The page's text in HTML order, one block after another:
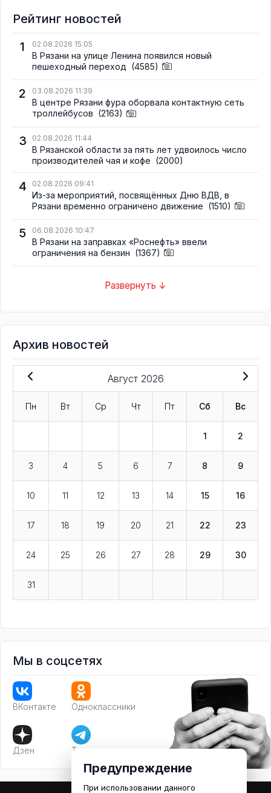
Рейтинг новостей
1
02.08.2026 15:05
В Рязани на улице Ленина появился новый
пешеходный переход (4585)
2 03.08.2026 11:39
В центре Рязани фура оборвала контактную сеть
троллейбусов (2163)
3 02.08.2026 11:44
В Рязанской области за пять лет удвоилось число
производителей чая и кофе (2000)
4 02.08.2026 09:41
Из-за мероприятий, посвящённых Дню ВДВ, в
Рязани временно ограничено движение (1510)
5 06.08.2026 10:47
В Рязани на заправках «Роснефть» ввели
ограничения на бензин (1367)
Развернуть ↓
Архив новостей
Август 2026
Пн Вт Ср Чт Пт Сб Вс
1 2
3 4 5 6 7 8 9
10 11 12 13 14 15 16
17 18 19 20 21 22 23
24 25 26 27 28 29 30
31
Мы в соцсетях
ВКонтакте Одноклассники
Дзен Телеграм
Предупреждение
При использовании данного